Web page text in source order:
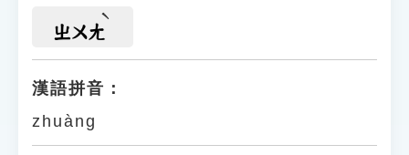
ㄓㄨㄤ
漢語拼音：
zhuàng